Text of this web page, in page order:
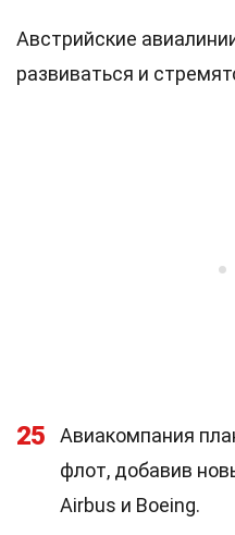
Австрийские
развиваться и
25
Авиакомпания
флот, добавив
Airbus и Boeing.